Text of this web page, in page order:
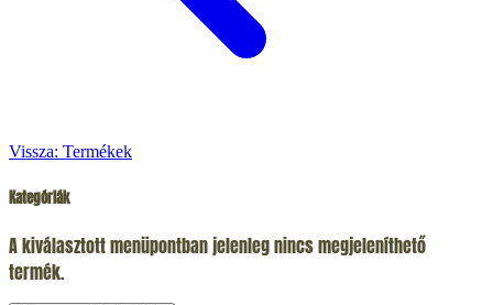
Vissza: Termékek
Kategóriák
A kiválasztott menüpontban jelenleg nincs megjeleníthető
termék.